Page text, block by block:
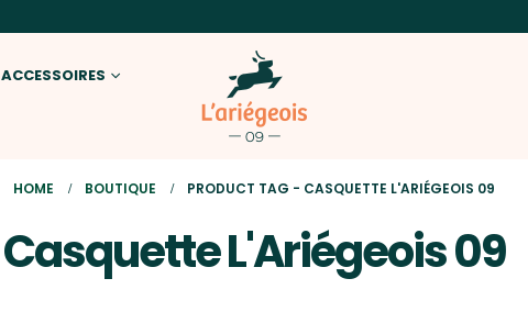
ACCESSOIRES
HOME BOUTIQUE PRODUCT TAG - CASQUETTE L'ARIÉGEOIS 09
Casquette L'Ariégeois 09